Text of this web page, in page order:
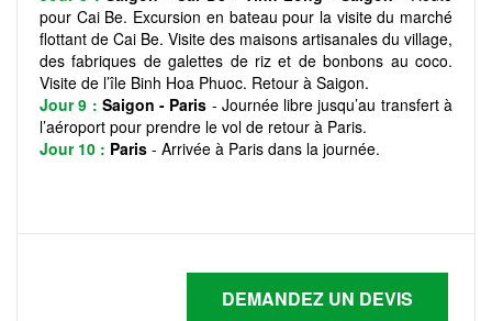
pour Cai Be. Excursion en bateau pour la visite du marché
flottant de Cai Be. Visite des maisons artisanales du village,
des fabriques de galettes de riz et de bonbons au coco.
Visite de l’île Binh Hoa Phuoc. Retour à Saigon.
Jour 9 : Saigon - Paris - Journée libre jusqu’au transfert à
l’aéroport pour prendre le vol de retour à Paris.
Jour 10 : Paris - Arrivée à Paris dans la journée.